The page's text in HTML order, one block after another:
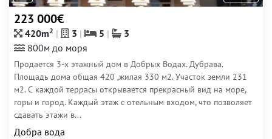
223 000€
420m2 3 5
3
800м до моря
Продается 3-х этажный дом в Добрых Водах. Дубрава.
Площадь дома общая 420 ,жилая 330 м2. Участок земли 231
м2. С каждой террасы открывается прекрасный вид на море,
горы и город. Каждый этаж с отельным входом, что позволяет
сдавать этажи в...
Добра вода